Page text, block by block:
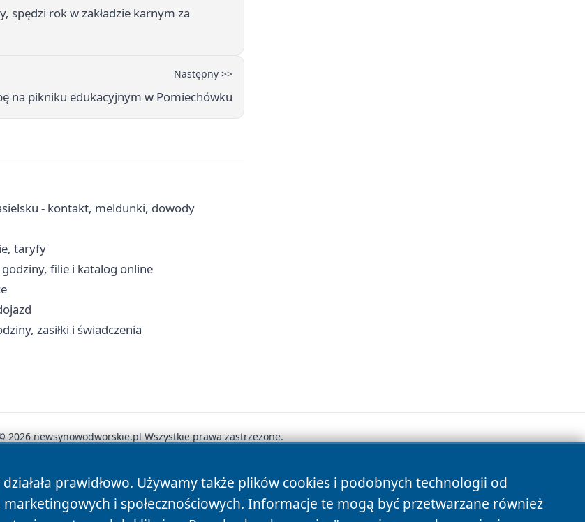
spędzi rok w zakładzie karnym za
Następny >>
na pikniku edukacyjnym w Pomiechówku
- kontakt, meldunki, dowody
taryfy
filie i katalog online
zasiłki i świadczenia
prawidłowo. Używamy także plików cookies i podobnych technologii od
i społecznościowych. Informacje te mogą być przetwarzane również
2026 newsynowodworskie.pl Wszystkie prawa zastrzeżone.
Polityka Prywatności Polityka Cookies